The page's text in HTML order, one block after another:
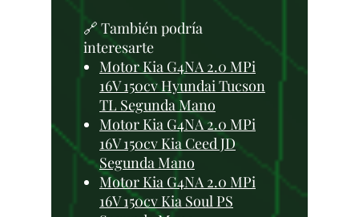
🔗 También podría
interesarte
Motor Kia G4NA 2.0 MPi
16V 150cv Hyundai Tucson
TL Segunda Mano
Motor Kia G4NA 2.0 MPi
16V 150cv Kia Ceed JD
Segunda Mano
Motor Kia G4NA 2.0 MPi
16V 150cv Kia Soul PS